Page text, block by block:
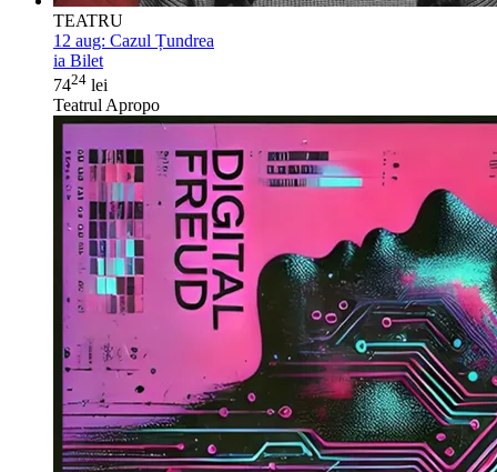
TEATRU
12 aug: Cazul Țundrea
ia Bilet
7424 lei
Teatrul Apropo